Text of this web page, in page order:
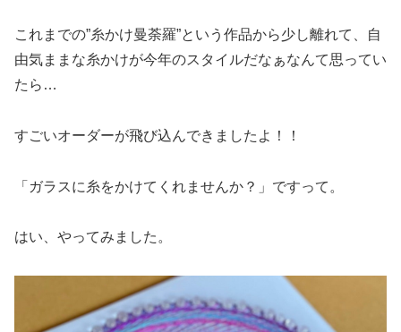
これまでの”糸かけ曼荼羅”という作品から少し離れて、自
由気ままな糸かけが今年のスタイルだなぁなんて思ってい
たら…
すごいオーダーが飛び込んできましたよ！！
「ガラスに糸をかけてくれませんか？」ですって。
はい、やってみました。